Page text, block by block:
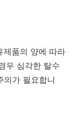
제품의 양에 따라
우 심각한 탈수
의가 필요합니